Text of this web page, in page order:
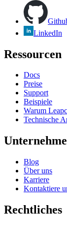
LinkedIn
Ressourcen
Docs
Preise
Support
Beispiele
Warum
Technische
Blog
Über uns
Karriere
Kontaktiere
Rechtliches